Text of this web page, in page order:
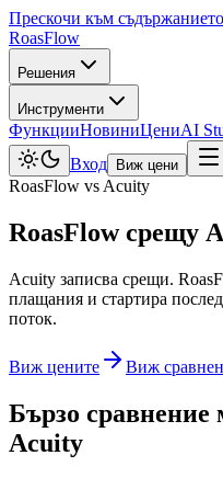
Прескочи към съдържанието
RoasFlow
Решения
Инструменти
ФункцииНовиниЦениAI
Вход
Виж цени
RoasFlow vs Acuity
RoasFlow срещу
Acuity записва срещи.
плащания и стартира
поток.
Виж цените Виж
Бързо сравнение
Acuity